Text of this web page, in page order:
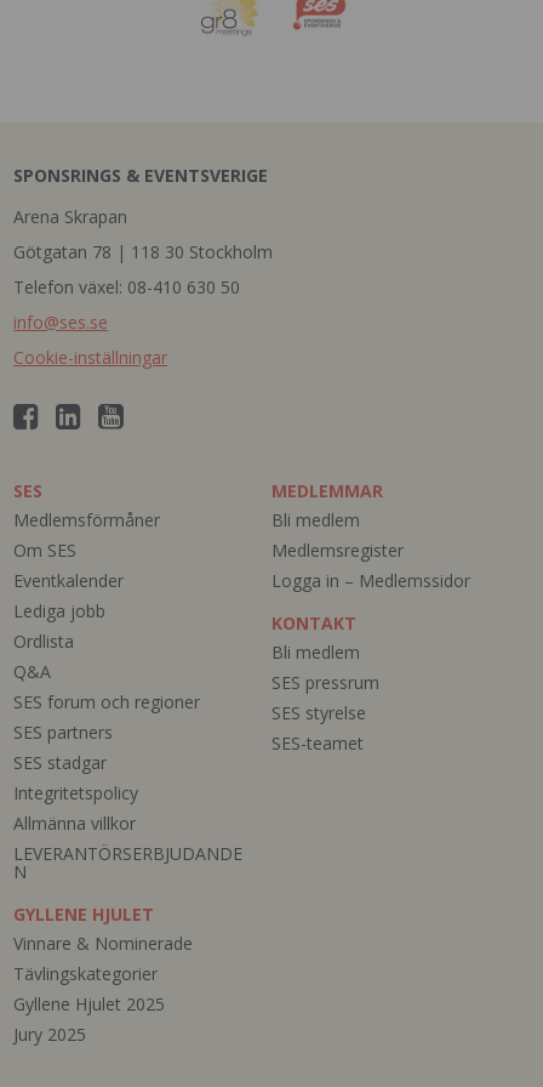
SPONSRINGS & EVENTSVERIGE
Arena Skrapan
Götgatan 78 | 118 30 Stockholm
Telefon växel: 08-410 630 50
info@ses.se
Cookie-inställningar
SES
Medlemsförmåner
Om SES
Eventkalender
Lediga jobb
Ordlista
Q&A
SES forum och regioner
SES partners
SES stadgar
Integritetspolicy
Allmänna villkor
LEVERANTÖRSERBJUDANDE
N
MEDLEMMAR
Bli medlem
Medlemsregister
Logga in – Medlemssidor
GYLLENE HJULET
Vinnare & Nominerade
Tävlingskategorier
Gyllene Hjulet 2025
Jury 2025
KONTAKT
Bli medlem
SES pressrum
SES styrelse
SES-teamet